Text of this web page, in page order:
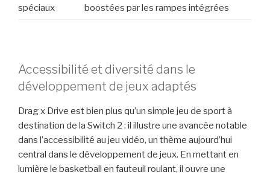
spéciaux
boostées par les rampes intégrées
Accessibilité et diversité dans le
développement de jeux adaptés
Drag x Drive est bien plus qu’un simple jeu de sport à
destination de la Switch 2 : il illustre une avancée notable
dans l’accessibilité au jeu vidéo, un thème aujourd’hui
central dans le développement de jeux. En mettant en
lumière le basketball en fauteuil roulant, il ouvre une